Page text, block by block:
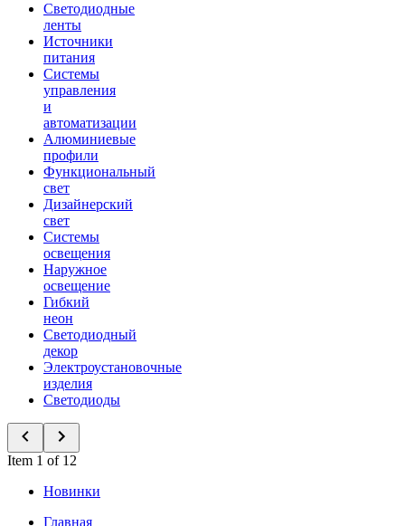
Светодиодные
ленты
Источники
питания
Системы
управления
и
автоматизации
Алюминиевые
профили
Функциональный
свет
Дизайнерский
свет
Системы
освещения
Наружное
освещение
Гибкий
неон
Светодиодный
декор
Электроустановочные
изделия
Светодиоды
Item 1 of 12
Новинки
Главная